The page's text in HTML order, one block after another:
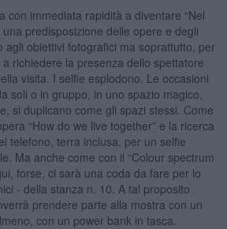
con immediata rapidità a diventare “Nel
predisposizione delle opere e degli
agli obiettivi fotografici ma soprattutto, per
richiedere la presenza dello spettatore
visita. I selfie esplodono. Le occasioni
soli o in gruppo, in uno spazio magico,
si duplicano come gli spazi stessi. Come
“How do we live together” e la ricerca
telefono, terra inclusa, per un selfie
Ma anche come con il “Colour spectrum
forse, ci sarà una coda da fare per lo
- della stanza n. 10. A tal proposito
prendere parte alla mostra con un
con un power bank in tasca.